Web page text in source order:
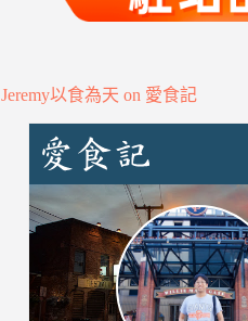
Jeremy以食為天 on 愛食記